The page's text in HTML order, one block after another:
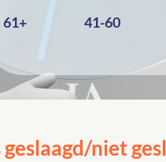
61+ 41-60
niet